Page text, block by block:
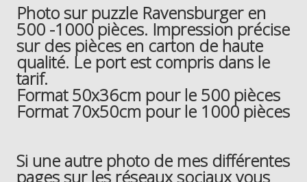
Photo sur puzzle Ravensburger en
500 -1000 pièces. Impression précise
sur des pièces en carton de haute
qualité. Le port est compris dans le
tarif.
Format 50x36cm pour le 500 pièces
Format 70x50cm pour le 1000 pièces
Si une autre photo de mes différentes
pages sur les réseaux sociaux vous